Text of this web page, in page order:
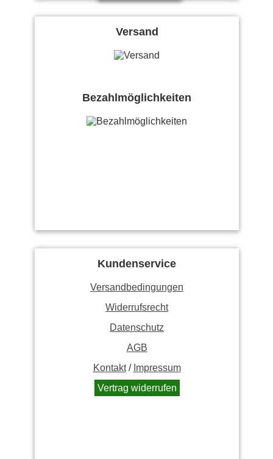
Versand
Bezahlmöglichkeiten
Kundenservice
Versandbedingungen
Widerrufsrecht
Datenschutz
AGB
Kontakt/ Impressum
Vertrag widerrufen